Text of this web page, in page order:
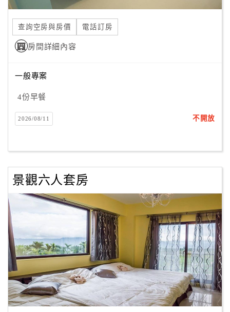
合
作
提
案
店
作
商
合
作
旅
伴
計
劃
商
查詢空房與房價 電話訂房
房間詳細內容
一般專案
4份早餐
2026/08/11 不開放
景觀六人套房